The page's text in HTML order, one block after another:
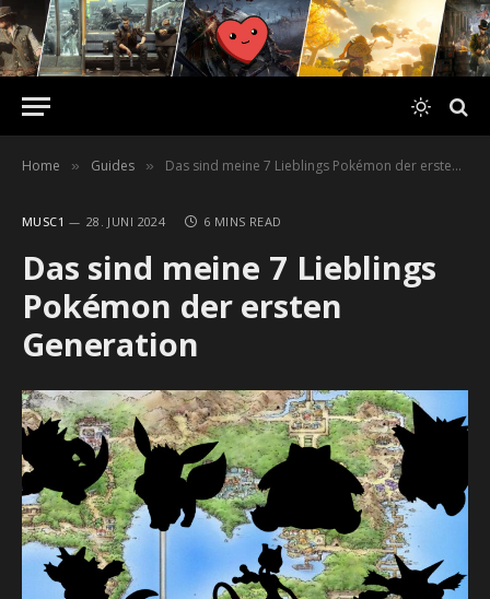
Home » Guides » Das sind meine 7 Lieblings Pokémon der ersten Generation
MUSC1 28. JUNI 2024 6 MINS READ
Das sind meine 7 Lieblings
Pokémon der ersten
Generation